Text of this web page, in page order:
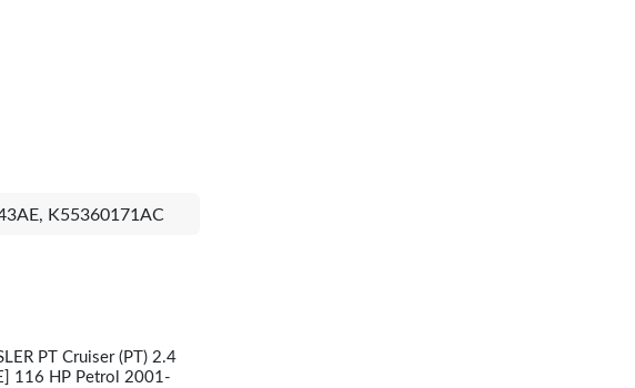
K55360171AC
PT Cruiser (PT) 2.4
116 HP Petrol 2001-